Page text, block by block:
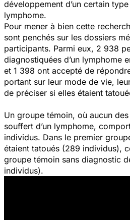
développement d’un certain
lymphome.
Pour mener à bien cette
sont penchés sur les dossiers
participants. Parmi eux, 2 938
diagnostiquées d’un lymphome
et 1 398 ont accepté de
portant sur leur mode de vie,
de préciser si elles étaient
Un groupe témoin, où aucun
souffert d’un lymphome,
individus. Dans le premier
étaient tatoués (289 individus),
groupe témoin sans diagnostic
individus).